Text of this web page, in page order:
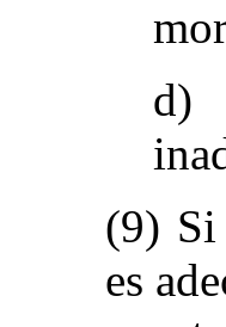
d)
(9) Si
es